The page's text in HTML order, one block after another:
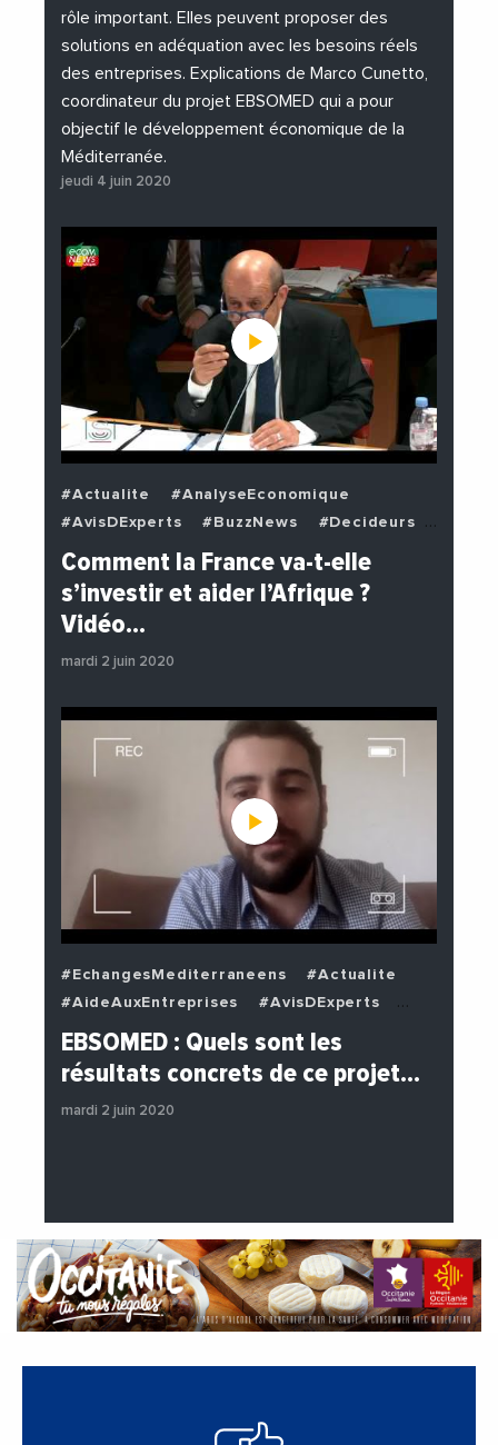
rôle important. Elles peuvent proposer des
solutions en adéquation avec les besoins réels
des entreprises. Explications de Marco Cunetto,
coordinateur du projet EBSOMED qui a pour
objectif le développement économique de la
Méditerranée.
jeudi 4 juin 2020
#Actualite
#AnalyseEconomique
#AvisDExperts
#BuzzNews
#Decideurs
#EchangesMediterraneens
#Economie
#PhotosEtVideos
#Politique
Comment la France va-t-elle
s’investir et aider l’Afrique ?
Vidéo…
mardi 2 juin 2020
#EchangesMediterraneens
#Actualite
#AideAuxEntreprises
#AvisDExperts
#BuzzNews
#Decideurs
#Entreprises
#Institutions
#PhotosEtVideos
EBSOMED : Quels sont les
résultats concrets de ce projet…
mardi 2 juin 2020